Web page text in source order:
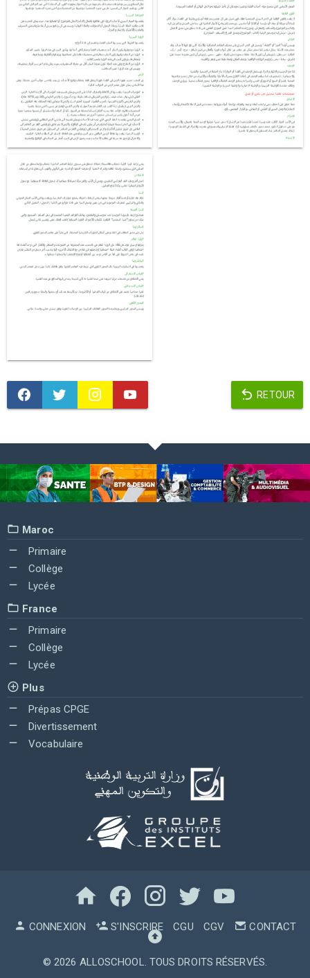
RETOUR
Maroc
Primaire
Collège
Lycée
France
Primaire
Collège
Lycée
Plus
Prépas CPGE
Divertissement
Vocabulaire
CONNEXION S'INSCRIRE CGU CGV CONTACT
© 2026 ALLOSCHOOL. TOUS DROITS RÉSERVÉS.